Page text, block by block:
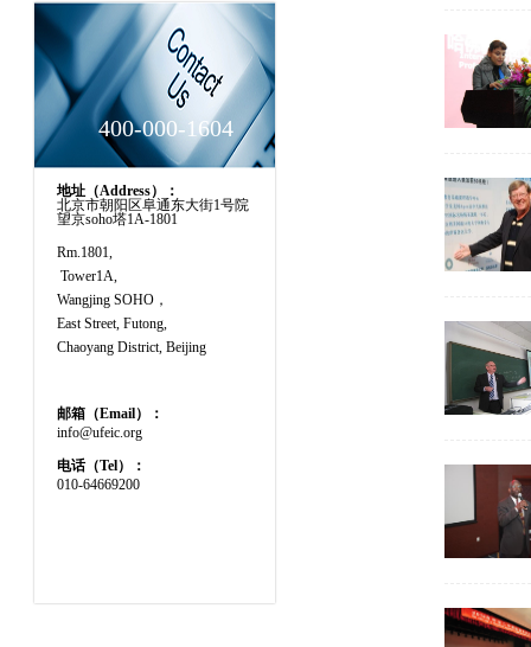
400-000-1604
地址（Address）：
北京市朝阳区阜通东大街1号院
望京soho塔1A-1801
Rm.1801,
Tower1A,
Wangjing SOHO，
East Street, Futong,
Chaoyang District, Beijing
邮箱（Email）：
info@ufeic.org
电话（Tel）：
010-64669200